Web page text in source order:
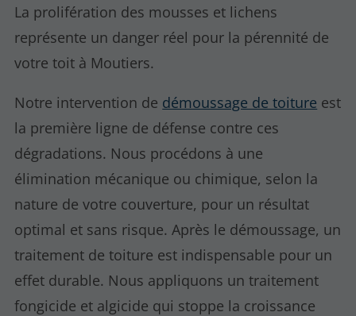
La prolifération des mousses et lichens
représente un danger réel pour la pérennité de
votre toit à Moutiers.
Notre intervention de démoussage de toiture est
la première ligne de défense contre ces
dégradations. Nous procédons à une
élimination mécanique ou chimique, selon la
nature de votre couverture, pour un résultat
optimal et sans risque. Après le démoussage, un
traitement de toiture est indispensable pour un
effet durable. Nous appliquons un traitement
fongicide et algicide qui stoppe la croissance